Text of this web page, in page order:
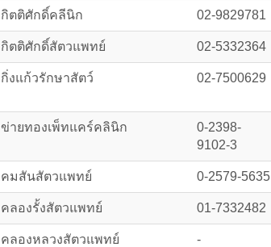
กิตติศักดิ์คลีนิก 02-9829781
กิตติศักดิ์สัตวแพทย์ 02-5332364
กิ่งแก้วรักษาสัตว์ 02-7500629
ข่ายทองเพ็ทแคร์คลินิก
0-2398-
9102-3
คมสันสัตวแพทย์ 0-2579-5635
คลองรั้งสัตวแพทย์ 01-7332482
คลองหลวงสัตวแพทย์ -